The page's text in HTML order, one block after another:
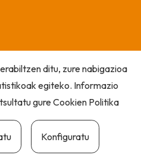
ditu, zure nabigazioa
egiteko. Informazio
gureCookien Politika
Konfiguratu